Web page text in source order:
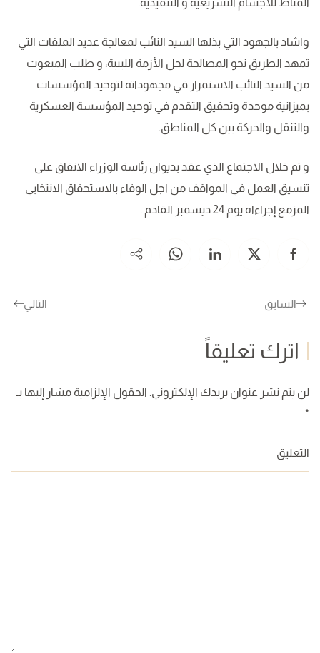
واشاد بالجهود التي بذلها السيد النائب لمعالجة عديد الملفات التي
تمهد الطريق نحو المصالحة لحل الأزمة الليبية، و طلب المبعوث
من السيد النائب الاستمرار في مجهوداته لتوحيد المؤسسات
بميزانية موحدة وتحقيق التقدم في توحيد المؤسسة العسكرية
والتنقل والحركة بين كل المناطق.
و تم خلال الاجتماع الذي عقد بديوان رئاسة الوزراء الاتفاق على
تنسيق العمل في المواقف من اجل الوفاء بالاستحقاق الانتخابي
المزمع إجراءاه يوم 24 ديسمبر القادم .
السابق التالي
اترك تعليقاً
لن يتم نشر عنوان بريدك الإلكتروني. الحقول الإلزامية مشار إليها بـ
*
التعليق